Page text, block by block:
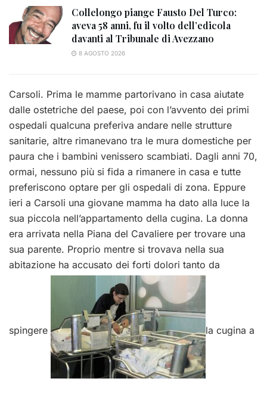
Collelongo piange Fausto Del Turco:
aveva 58 anni, fu il volto dell’edicola
davanti al Tribunale di Avezzano
8 AGOSTO 2026
Carsoli. Prima le mamme partorivano in casa aiutate
dalle ostetriche del paese, poi con l’avvento dei primi
ospedali qualcuna preferiva andare nelle strutture
sanitarie, altre rimanevano tra le mura domestiche per
paura che i bambini venissero scambiati. Dagli anni 70,
ormai, nessuno più si fida a rimanere in casa e tutte
preferiscono optare per gli ospedali di zona. Eppure
ieri a Carsoli una giovane mamma ha dato alla luce la
sua piccola nell’appartamento della cugina. La donna
era arrivata nella Piana del Cavaliere per trovare una
sua parente. Proprio mentre si trovava nella sua
abitazione ha accusato dei forti dolori tanto da
spingere la cugina a